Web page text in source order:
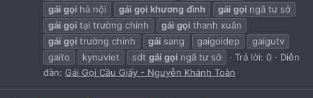
gái gọi hà nội gái gọi khương đình gái gọi ngã tư sở
gái gọi tại trường chinh gái gọi thanh xuân
gái gọi trường chinh gái sang gaigoidep
gaigutv
gaito
kynuviet sdt gái gọi ngã tư sở Trả lời: 0
Diễn
đàn: Gái Gọi Cầu Giấy - Nguyễn Khánh Toàn